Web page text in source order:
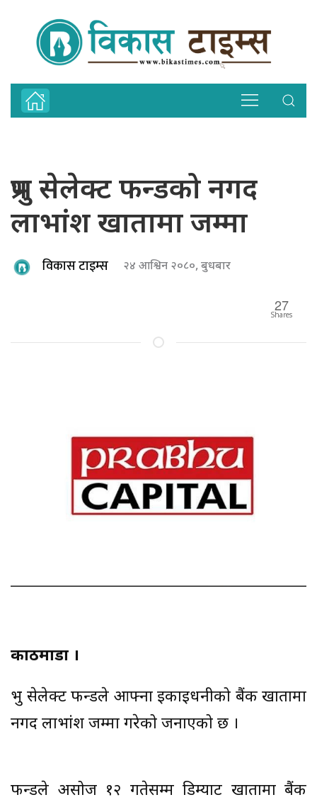
प्रभु सेलेक्ट फन्डको नगद
लाभांश खातामा जम्मा
विकास टाइम्स २४ आश्विन २०८०, बुधबार
27
Shares
काठमाडौं ।
प्रभु सेलेक्ट फन्डले आफ्ना इकाइधनीको बैंक खातामा
नगद लाभांश जम्मा गरेको जनाएको छ ।
फन्डले असोज १२ गतेसम्म डिम्याट खातामा बैंक